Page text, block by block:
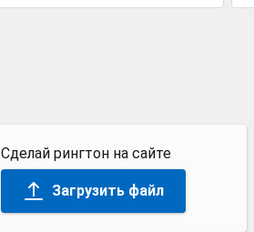
Сделай рингтон на сайте
Загрузить файл